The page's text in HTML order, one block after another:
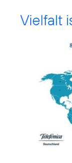
Vielfalt